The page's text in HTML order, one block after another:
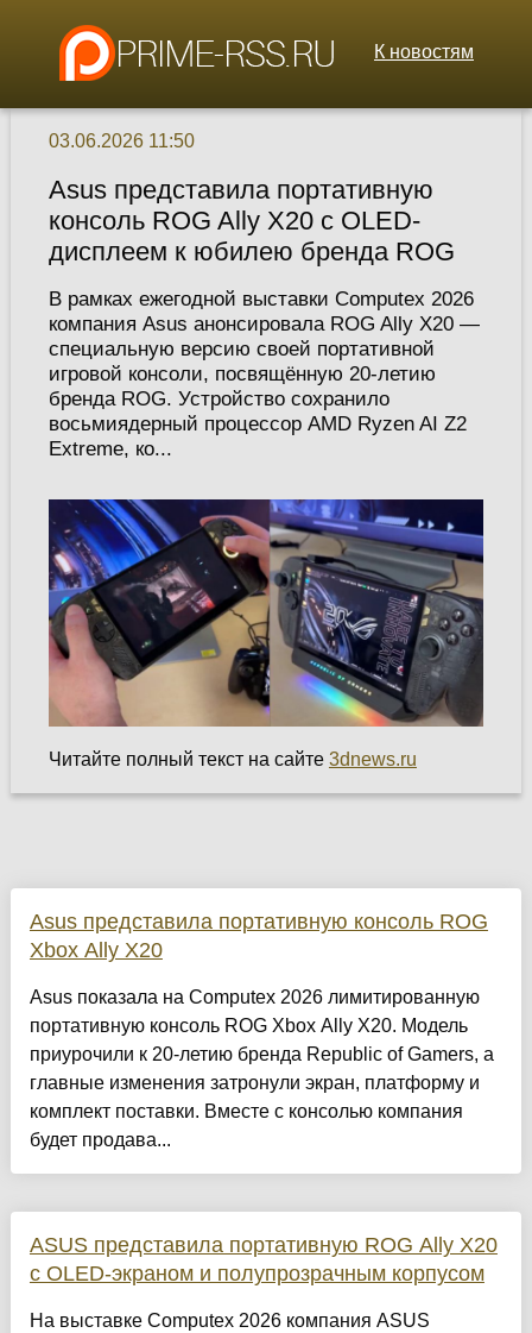
К новостям
03.06.2026 11:50
Asus представила портативную
консоль ROG Ally X20 с OLED-
дисплеем к юбилею бренда ROG
В рамках ежегодной выставки Computex 2026
компания Asus анонсировала ROG Ally X20 —
специальную версию своей портативной
игровой консоли, посвящённую 20-летию
бренда ROG. Устройство сохранило
восьмиядерный процессор AMD Ryzen AI Z2
Extreme, ко...
Читайте полный текст на сайте 3dnews.ru
Asus представила портативную консоль ROG
Xbox Ally X20
Asus показала на Computex 2026 лимитированную
портативную консоль ROG Xbox Ally X20. Модель
приурочили к 20-летию бренда Republic of Gamers, а
главные изменения затронули экран, платформу и
комплект поставки. Вместе с консолью компания
будет продава...
ASUS представила портативную ROG Ally X20
с OLED-экраном и полупрозрачным корпусом
На выставке Computex 2026 компания ASUS